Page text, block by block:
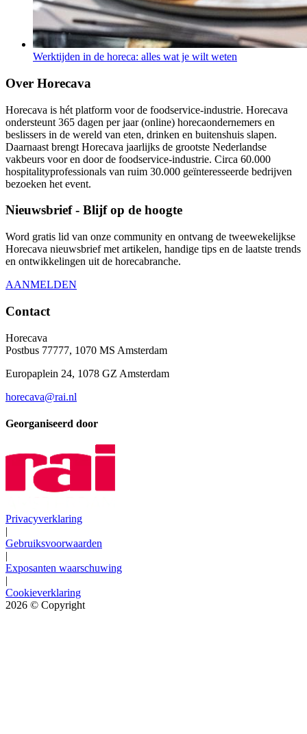
Werktijden in de horeca: alles wat je wilt weten
Over Horecava
Horecava is hét platform voor de foodservice-industrie. Horecava
ondersteunt 365 dagen per jaar (online) horecaondernemers en
beslissers in de wereld van eten, drinken en buitenshuis slapen.
Daarnaast brengt Horecava jaarlijks de grootste Nederlandse
vakbeurs voor en door de foodservice-industrie. Circa 60.000
hospitalityprofessionals van ruim 30.000 geïnteresseerde bedrijven
bezoeken het event.
Nieuwsbrief - Blijf op de hoogte
Word gratis lid van onze community en ontvang de tweewekelijkse
Horecava nieuwsbrief met artikelen, handige tips en de laatste trends
en ontwikkelingen uit de horecabranche.
AANMELDEN
Contact
Horecava
Postbus 77777, 1070 MS Amsterdam
Europaplein 24, 1078 GZ Amsterdam
horecava@rai.nl
Georganiseerd door
Privacyverklaring
|
Gebruiksvoorwaarden
|
Exposanten waarschuwing
|
Cookieverklaring
2026 © Copyright